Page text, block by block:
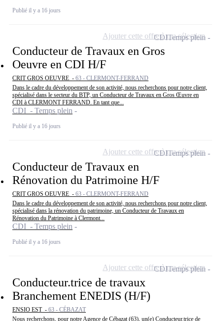
Publié il y a 16 jours
Conducteur de Travaux en Gros
Oeuvre en CDI H/F
CRIT GROS OEUVRE - 63 - CLERMONT-FERRAND
Dans le cadre du développement de son activité, nous recherchons pour notre client,
spécialisé dans le secteur du BTP, un Conducteur de Travaux en Gros Œuvre en
CDI à CLERMONT FERRAND. En tant que...
CDI - Temps plein
Publié il y a 16 jours
CDITemps plein
Ajouter cette offre à ma sélection
Conducteur de Travaux en
Rénovation du Patrimoine H/F
CRIT GROS OEUVRE - 63 - CLERMONT-FERRAND
Dans le cadre du développement de son activité, nous recherchons pour notre client,
spécialisé dans la rénovation du patrimoine, un Conducteur de Travaux en
Rénovation du Patrimoine à Clermont...
CDI - Temps plein
Publié il y a 16 jours
CDITemps plein
Ajouter cette offre à ma sélection
Conducteur.trice de travaux
Branchement ENEDIS (H/F)
ENSIO EST - 63 - CÉBAZAT
Nous recherchons, pour notre Agence de Cébazat (63), un(e) Conducteur.trice de
CDITemps plein
Ajouter cette offre à ma sélection